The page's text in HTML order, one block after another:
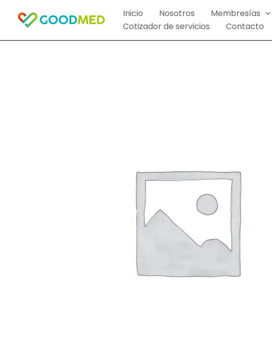
Inicio Nosotros Membresías
Cotizador de servicios
Contacto